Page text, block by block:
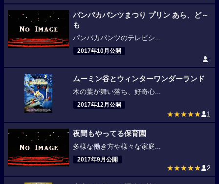
パンパカパンツまつり プリン あら、ど～
も
パンパカパンツのテレビシ...
2017年10月公開
-
ムーミン谷とウィンターワンダーランド
木の葉が舞い落ち、好奇心...
2017年12月公開
★★★★★ 1
夜間もやってる保育園
多様な働き方や様々な家庭...
2017年9月公開
★★★★★ 2